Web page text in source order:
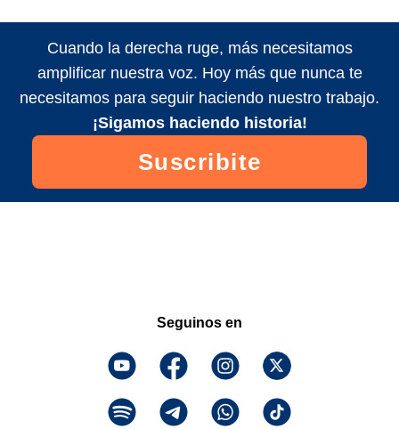
Cuando la derecha ruge, más necesitamos
amplificar nuestra voz. Hoy más que nunca te
necesitamos para seguir haciendo nuestro trabajo.
¡Sigamos haciendo historia!
Suscribite
Seguinos en